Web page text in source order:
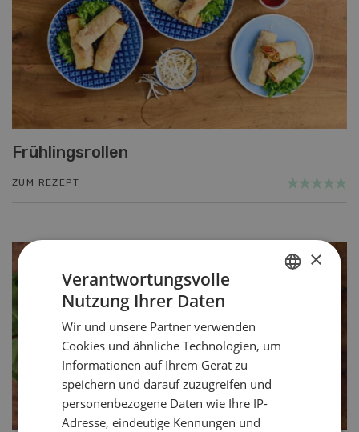
Frühlingsrollen
ZUM REZEPT
×
Verantwortungsvolle
Nutzung Ihrer Daten
Wir und unsere Partner verwenden
Cookies und ähnliche Technologien, um
Informationen auf Ihrem Gerät zu
speichern und darauf zuzugreifen und
personenbezogene Daten wie Ihre IP-
Adresse, eindeutige Kennungen und